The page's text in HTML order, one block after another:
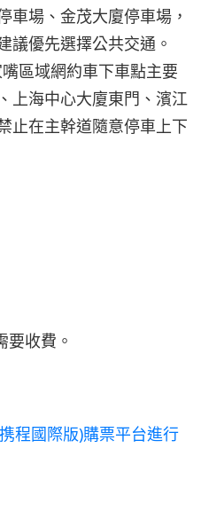
車場、金茂大廈停車場，
議優先選擇公共交通。
區域網約車下車點主要
上海中心大廈東門、濱江
止在主幹道隨意停車上下
要收費。
程國際版)購票平台進行